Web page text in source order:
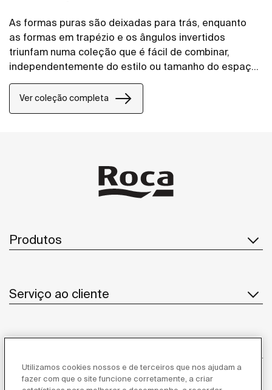
As formas puras são deixadas para trás, enquanto
as formas em trapézio e os ângulos invertidos
triunfam numa coleção que é fácil de combinar,
independentemente do estilo ou tamanho do espaço
Ver coleção completa
Produtos
Serviço ao cliente
Utilizamos cookies nossos e de terceiros que nos ajudam a
fazer com que o site funcione corretamente, a criar